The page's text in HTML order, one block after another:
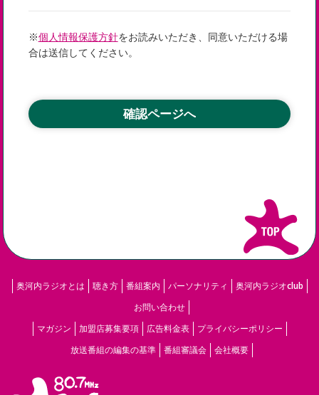
※個人情報保護方針をお読みいただき、同意いただける場
合は送信してください。
奥河内ラジオとは 聴き方 番組案内 パーソナリティ
奥河内ラジオclub
お問い合わせ
マガジン
加盟店募集要項 広告料金表
プライバシーポリシー
放送番組の編集の基準
番組審議会 会社概要